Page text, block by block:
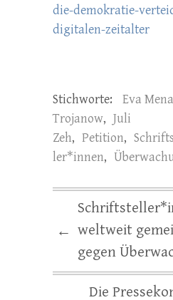
die-demokratie-
digitalen-zeitalter
Stichworte: Eva
Trojanow, Juli
Zeh, Petition,
ler*innen,
← weltweit
gegen
Die